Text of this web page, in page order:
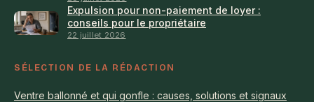
Expulsion pour non-paiement de loyer :
conseils pour le propriétaire
22 juillet 2026
SÉLECTION DE LA RÉDACTION
Ventre ballonné et qui gonfle : causes, solutions et signaux